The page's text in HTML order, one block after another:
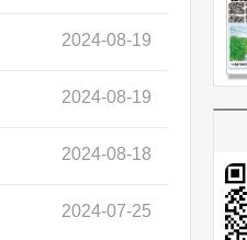
2024-08-19
2024-08-19
2024-08-18
2024-07-25